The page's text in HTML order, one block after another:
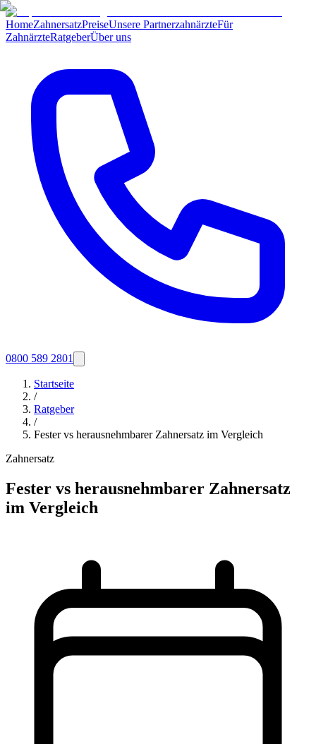
HomeZahnersatzPreiseUnsere PartnerzahnärzteFür
ZahnärzteRatgeberÜber uns
0800 589 2801
Startseite
/
Ratgeber
/
Fester vs herausnehmbarer Zahnersatz im Vergleich
Zahnersatz
Fester vs herausnehmbarer Zahnersatz
im Vergleich